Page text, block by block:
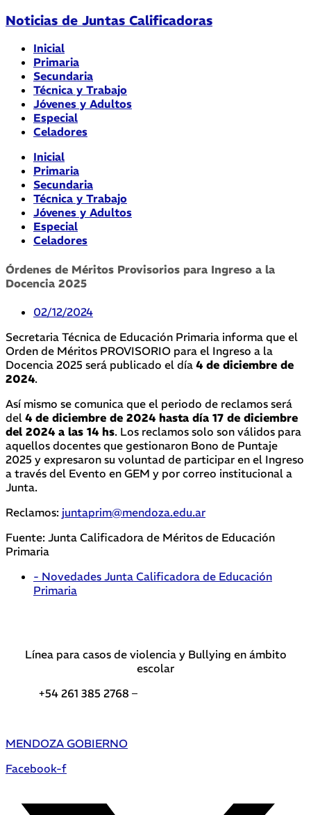
Noticias de Juntas Calificadoras
Inicial
Primaria
Secundaria
Técnica y Trabajo
Jóvenes y Adultos
Especial
Celadores
Inicial
Primaria
Secundaria
Técnica y Trabajo
Jóvenes y Adultos
Especial
Celadores
Órdenes de Méritos Provisorios para Ingreso a la
Docencia 2025
02/12/2024
Secretaria Técnica de Educación Primaria informa que el
Orden de Méritos PROVISORIO para el Ingreso a la
Docencia 2025 será publicado el día 4 de diciembre de
2024.
Así mismo se comunica que el periodo de reclamos será
del 4 de diciembre de 2024 hasta día 17 de diciembre
del 2024 a las 14 hs. Los reclamos solo son válidos para
aquellos docentes que gestionaron Bono de Puntaje
2025 y expresaron su voluntad de participar en el Ingreso
a través del Evento en GEM y por correo institucional a
Junta.
Reclamos: juntaprim@mendoza.edu.ar
Fuente: Junta Calificadora de Méritos de Educación
Primaria
- Novedades Junta Calificadora de Educación
Primaria
Línea para casos de violencia y Bullying en ámbito
escolar
+54 261 385 2768 –
MENDOZA GOBIERNO
Facebook-f